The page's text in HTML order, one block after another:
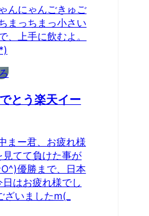
んにゃんごきゅご
まっちまっ小さい
、上手に飲むよ。
とう楽天イー
まー君、お疲れ様
てて負けた事が
優勝まで、日本
はお疲れ様でし
いましたm(_